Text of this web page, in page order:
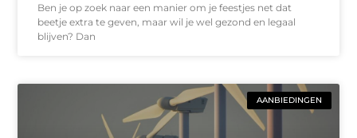
Ben je op zoek naar een manier om je feestjes net dat
beetje extra te geven, maar wil je wel gezond en legaal
blijven? Dan
AANBIEDINGEN